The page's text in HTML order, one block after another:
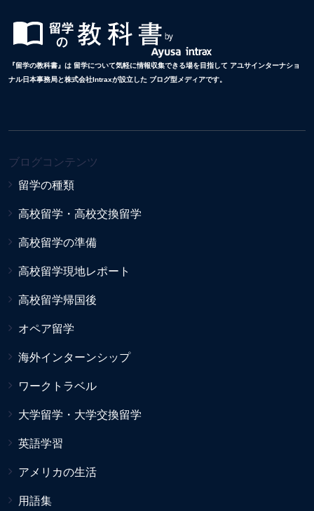
『留学の教科書』は 留学について気軽に情報収集できる場を目指して アユサインターナショ
ナル日本事務局と株式会社Intraxが設立した ブログ型メディアです。
ブログコンテンツ
留学の種類
高校留学・高校交換留学
高校留学の準備
高校留学現地レポート
高校留学帰国後
オペア留学
海外インターンシップ
ワークトラベル
大学留学・大学交換留学
英語学習
アメリカの生活
用語集